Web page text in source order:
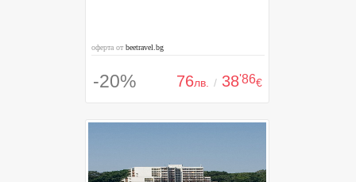
оферта отbeetravel.bg
-20% 76лв. / 38'86€